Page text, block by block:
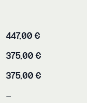
447,00 €
375,00 €
375,00 €
-